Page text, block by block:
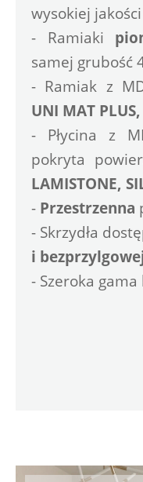
wysokiej
- Ramiaki
samej grubość
UNI MAT
- Płycina z
pokryta
LAMISTONE,
- Przestrzenna
- Skrzydła
i
- Szeroka